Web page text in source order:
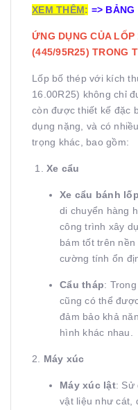
XEM THÊM: => BẢNG
ỨNG DỤNG CỦA LỐP
(445/95R25) TRONG
Lốp bố thép với kích
16.00R25) không chỉ
còn được thiết kế đặc
dụng nặng, và có
trọng khác, bao gồm:
1. Xe cẩu
Xe cẩu bánh lốp
di chuyển hàng
công trình xây
bám tốt trên
cường tính ổn
Cẩu tháp:
cũng có thể
đảm bảo khả
hình khác nhau.
2. Máy xúc
Máy xúc lật: Sử
vật liệu như cát,